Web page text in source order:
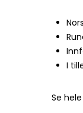
I
Se